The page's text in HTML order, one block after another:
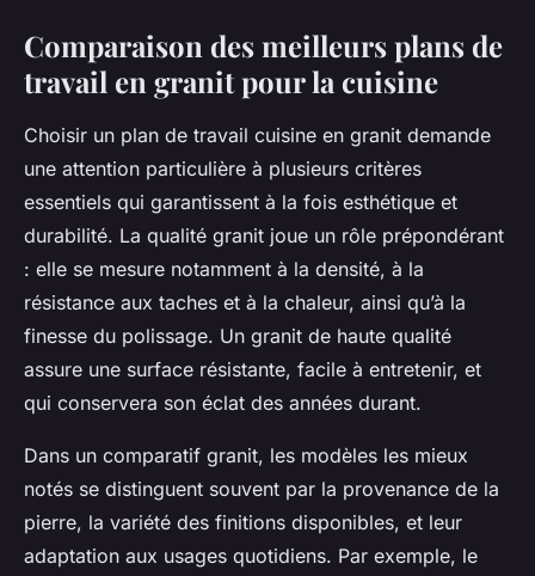
Comparaison des meilleurs plans de
travail en granit pour la cuisine
Choisir un plan de travail cuisine en granit demande
une attention particulière à plusieurs critères
essentiels qui garantissent à la fois esthétique et
durabilité. La qualité granit joue un rôle prépondérant
: elle se mesure notamment à la densité, à la
résistance aux taches et à la chaleur, ainsi qu’à la
finesse du polissage. Un granit de haute qualité
assure une surface résistante, facile à entretenir, et
qui conservera son éclat des années durant.
Dans un comparatif granit, les modèles les mieux
notés se distinguent souvent par la provenance de la
pierre, la variété des finitions disponibles, et leur
adaptation aux usages quotidiens. Par exemple, le